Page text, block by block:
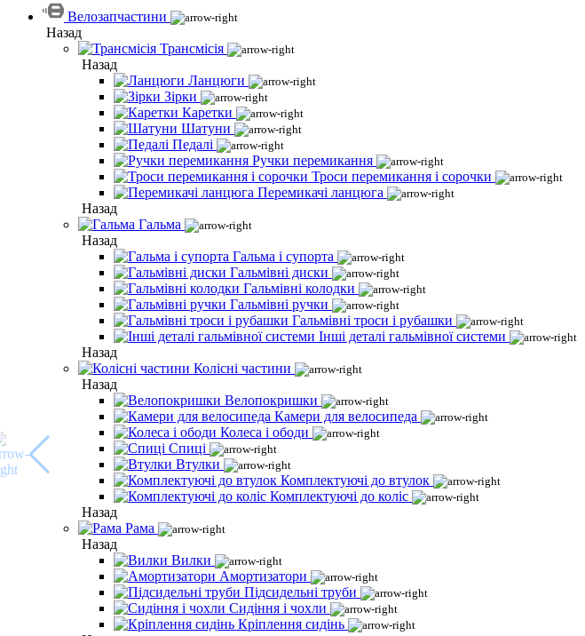
Велозапчастини
Назад
Трансмісія
Назад
Ланцюги
Зірки
Каретки
Шатуни
Педалі
Ручки перемикання
Троси перемикання і сорочки
Перемикачі ланцюга
Назад
Гальма
Назад
Гальма і супорта
Гальмівні диски
Гальмівні колодки
Гальмівні ручки
Гальмівні троси і рубашки
Інші деталі гальмівної системи
Назад
Колісні частини
Назад
Велопокришки
Камери для велосипеда
Колеса і ободи
Спиці
Втулки
Комплектуючі до втулок
Комплектуючі до коліс
Назад
Рама
Назад
Вилки
Амортизатори
Підсидельні труби
Сидіння і чохли
Кріплення сидінь